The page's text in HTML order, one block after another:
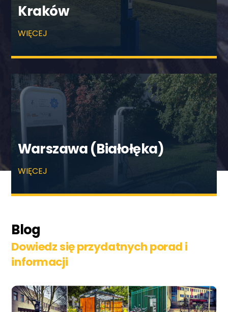
Kraków
WIĘCEJ
Warszawa (Białołęka)
WIĘCEJ
Blog
Dowiedz się przydatnych porad i
informacji